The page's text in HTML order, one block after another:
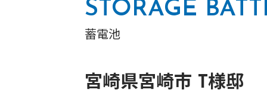
STORAGE
蓄電池
宮崎県宮崎市 T様邸